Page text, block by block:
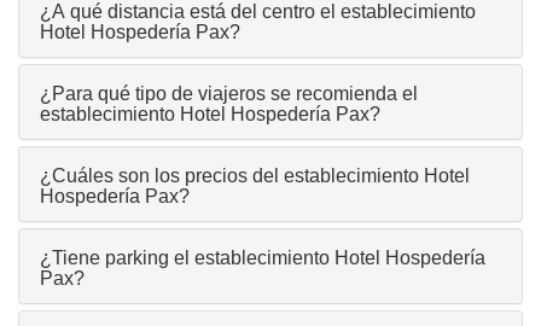
¿A qué distancia está del centro el establecimiento
Hotel Hospedería Pax?
¿Para qué tipo de viajeros se recomienda el
establecimiento Hotel Hospedería Pax?
¿Cuáles son los precios del establecimiento Hotel
Hospedería Pax?
¿Tiene parking el establecimiento Hotel Hospedería
Pax?